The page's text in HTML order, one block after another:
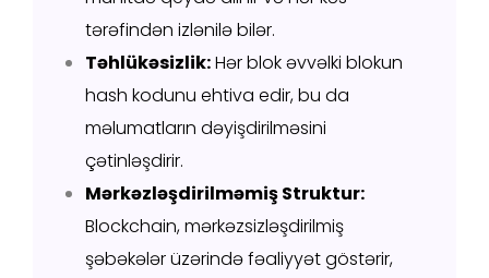
tərəfindən izlənilə bilər.
Təhlükəsizlik:Hər blok əvvəlki blokun
hash kodunu ehtiva edir, bu da
məlumatların dəyişdirilməsini
çətinləşdirir.
Mərkəzləşdirilməmiş Struktur:
Blockchain, mərkəzsizləşdirilmiş
şəbəkələr üzərində fəaliyyət göstərir,